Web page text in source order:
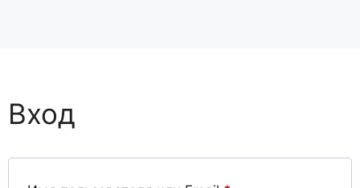
Вход